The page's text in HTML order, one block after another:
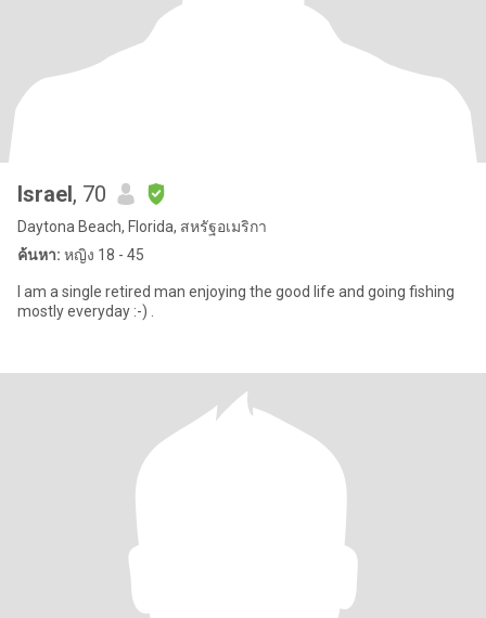
Israel, 70
Daytona Beach, Florida, สหรัฐอเมริกา
ค้นหา: หญิง 18 - 45
I am a single retired man enjoying the good life and going fishing
mostly everyday :-) .